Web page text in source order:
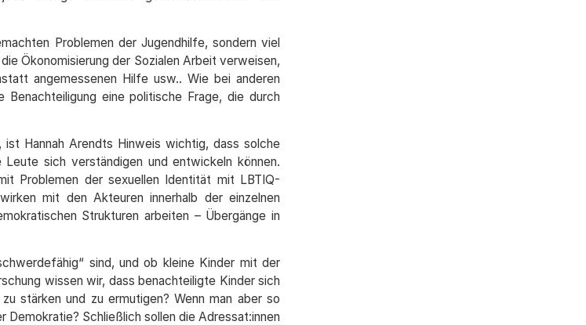
Problemen der Jugendhilfe, sondern viel
Ökonomisierung der Sozialen Arbeit verweisen,
angemessenen Hilfe usw.. Wie bei anderen
eine politische Frage, die durch
Hannah Arendts Hinweis wichtig, dass solche
sich verständigen und entwickeln können.
Problemen der sexuellen Identität mit LBTIQ-
mit den Akteuren innerhalb der einzelnen
Strukturen arbeiten – Übergänge in
sind, und ob kleine Kinder mit der
wissen wir, dass benachteiligte Kinder sich
stärken und zu ermutigen? Wenn man aber so
Demokratie? Schließlich sollen die Adressat:innen